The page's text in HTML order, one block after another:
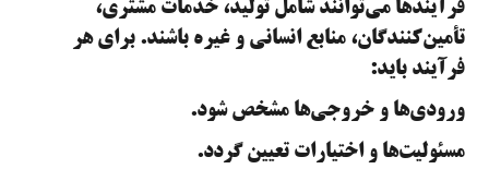
فرآیندها می‌توانند شامل تولید، خدمات مشتری،
تأمین‌کنندگان، منابع انسانی و غیره باشند. برای هر
فرآیند باید:
ورودی‌ها و خروجی‌ها مشخص شود.
مسئولیت‌ها و اختیارات تعیین گردد.